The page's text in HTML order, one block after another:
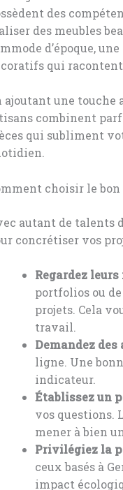
des
des meubles
d’époque,
qui
ajoutant une
combinent
qui subliment
choisir le bon
autant de talents
concrétiser vos
Regardez
portfolios ou
projets. Cela
travail.
Demandez des
ligne. Une
indicateur.
Établissez un
vos questions.
mener à bien
Privilégiez la
ceux basés à
impact